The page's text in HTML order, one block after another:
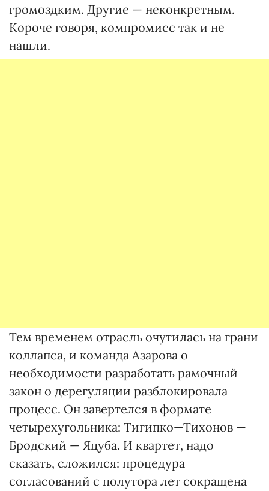
громоздким. Другие — неконкретным.
Короче говоря, компромисс так и не
нашли.
Тем временем отрасль очутилась на грани
коллапса, и команда Азарова о
необходимости разработать рамочный
закон о дерегуляции разблокировала
процесс. Он завертелся в формате
четырехугольника: Тигипко—Тихонов —
Бродский — Яцуба. И квартет, надо
сказать, сложился: процедура
согласований с полутора лет сокращена